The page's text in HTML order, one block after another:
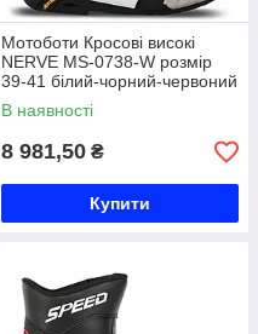
Мотоботи Кросові високі
NERVE MS-0738-W розмір
39-41 білий-чорний-червоний
Код MS-0738-W
В наявності
8 981,50 ₴
Купити